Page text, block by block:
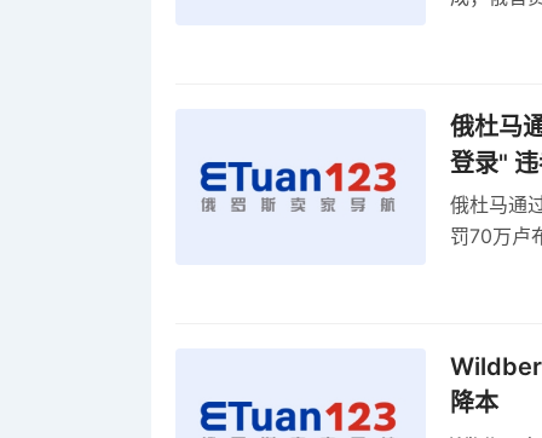
俄杜马
登录"
俄杜马通
罚70万卢
降本